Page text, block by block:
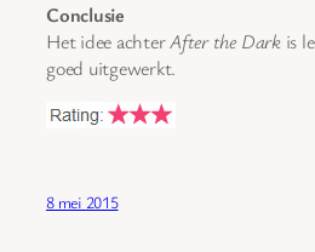
Conclusie
Het idee achterAfter the Darkis
goed uitgewerkt.
8 mei 2015